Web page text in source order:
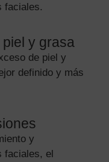
faciales.
y grasa
de piel y
definido y más
y
faciales, el